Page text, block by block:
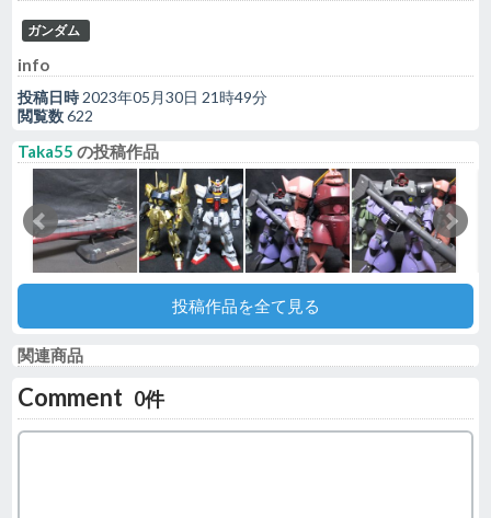
ガンダム
info
投稿日時 2023年05月30日 21時49分
閲覧数622
Taka55 の投稿作品
投稿作品を全て見る
関連商品
Comment 0件